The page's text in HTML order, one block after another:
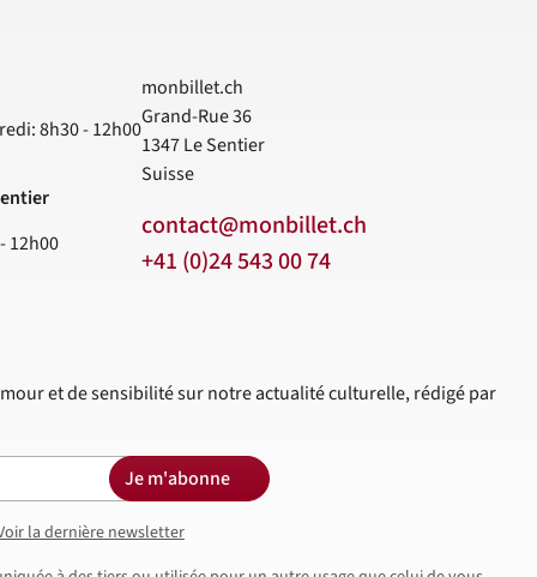
8h30 - 12h00
12h00
monbillet.ch
Grand-Rue 36
1347Le Sentier
Suisse
contact@monbillet.ch
+41 (0)24 543 00 74
et de sensibilité sur notre actualité culturelle, rédigé par
Je m'abonne
la dernière newsletter